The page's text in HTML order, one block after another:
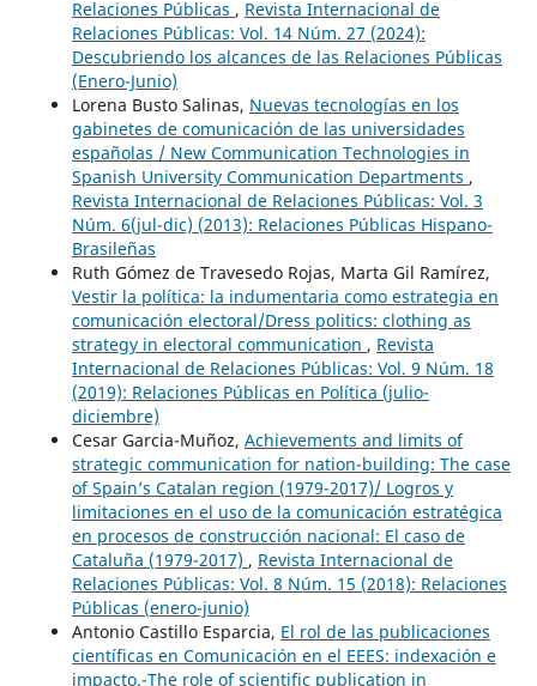
Relaciones Públicas , Revista Internacional de
Relaciones Públicas: Vol. 14 Núm. 27 (2024):
Descubriendo los alcances de las Relaciones Públicas
(Enero-Junio)
Lorena Busto Salinas, Nuevas tecnologías en los
gabinetes de comunicación de las universidades
españolas / New Communication Technologies in
Spanish University Communication Departments ,
Revista Internacional de Relaciones Públicas: Vol. 3
Núm. 6(jul-dic) (2013): Relaciones Públicas Hispano-
Brasileñas
Ruth Gómez de Travesedo Rojas, Marta Gil Ramírez,
Vestir la política: la indumentaria como estrategia en
comunicación electoral/Dress politics: clothing as
strategy in electoral communication , Revista
Internacional de Relaciones Públicas: Vol. 9 Núm. 18
(2019): Relaciones Públicas en Política (julio-
diciembre)
Cesar Garcia-Muñoz, Achievements and limits of
strategic communication for nation-building: The case
of Spain’s Catalan region (1979-2017)/ Logros y
limitaciones en el uso de la comunicación estratégica
en procesos de construcción nacional: El caso de
Cataluña (1979-2017) , Revista Internacional de
Relaciones Públicas: Vol. 8 Núm. 15 (2018): Relaciones
Públicas (enero-junio)
Antonio Castillo Esparcia, El rol de las publicaciones
científicas en Comunicación en el EEES: indexación e
impacto.-The role of scientific publication in